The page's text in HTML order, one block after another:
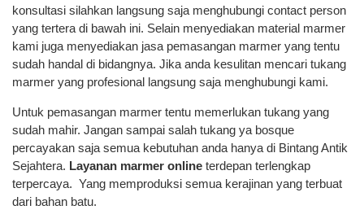
konsultasi silahkan langsung saja menghubungi contact person
yang tertera di bawah ini. Selain menyediakan material marmer
kami juga menyediakan jasa pemasangan marmer yang tentu
sudah handal di bidangnya. Jika anda kesulitan mencari tukang
marmer yang profesional langsung saja menghubungi kami.
Untuk pemasangan marmer tentu memerlukan tukang yang
sudah mahir. Jangan sampai salah tukang ya bosque
percayakan saja semua kebutuhan anda hanya di Bintang Antik
Sejahtera. Layanan marmer online terdepan terlengkap
terpercaya. Yang memproduksi semua kerajinan yang terbuat
dari bahan batu.